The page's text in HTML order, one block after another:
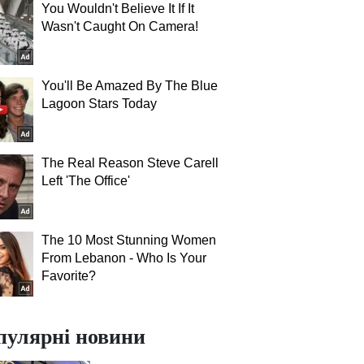
You Wouldn't Believe It If It
Wasn't Caught On Camera!
You'll Be Amazed By The Blue
Lagoon Stars Today
The Real Reason Steve Carell
Left 'The Office'
The 10 Most Stunning Women
From Lebanon - Who Is Your
Favorite?
новини